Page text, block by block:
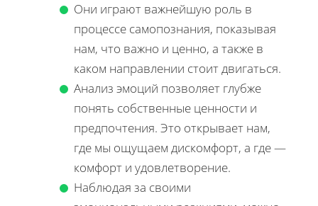
Они играют важнейшую роль в
процессе самопознания, показывая
нам, что важно и ценно, а также в
каком направлении стоит двигаться.
Анализ эмоций позволяет глубже
понять собственные ценности и
предпочтения. Это открывает нам,
где мы ощущаем дискомфорт, а где —
комфорт и удовлетворение.
Наблюдая за своими